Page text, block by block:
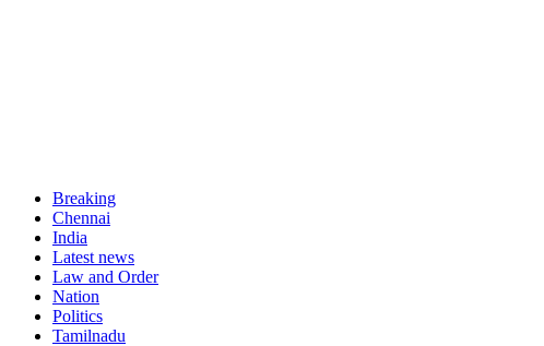
Breaking
Chennai
India
Latest news
Law and Order
Nation
Politics
Tamilnadu